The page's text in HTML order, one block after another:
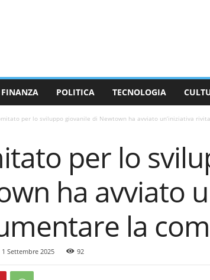
FINANZA POLITICA TECNOLOGIA
per lo sviluppo giovanile di Newtown ha avviato un’iniziativa
per lo
ha avviato
la
1 Settembre 2025 92